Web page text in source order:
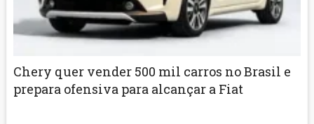
Chery quer vender 500 mil carros no Brasil e
prepara ofensiva para alcançar a Fiat